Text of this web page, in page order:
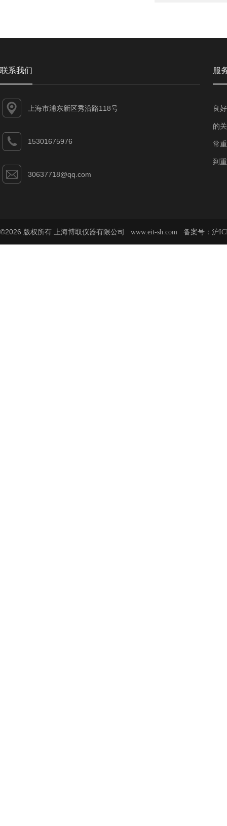
联系我们
上海市浦东新区秀沿路118号
15301675976
30637718@qq.com
服
良
的
常
到
©2026 版权所有 上海博取仪器有限公司 www.eit-sh.com 备案号： 沪